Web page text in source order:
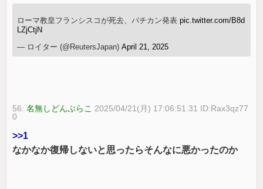
ローマ教皇フランシスコが死去、バチカン発表pic.twitter.com/B8d
LZjCtjN
— ロイター (@ReutersJapan)April 21, 2025
56:名無しどんぶらこ 2025/04/21(月) 17:06:51.31 ID:Rax3qz77
0
>>1
なかなか復帰しないと思ったらそんなに悪かったのか